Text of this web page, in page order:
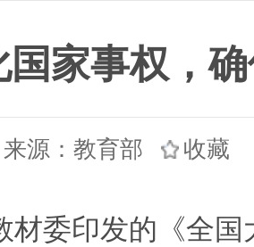
国家事权，
源：教育部 收藏
委印发的《全国